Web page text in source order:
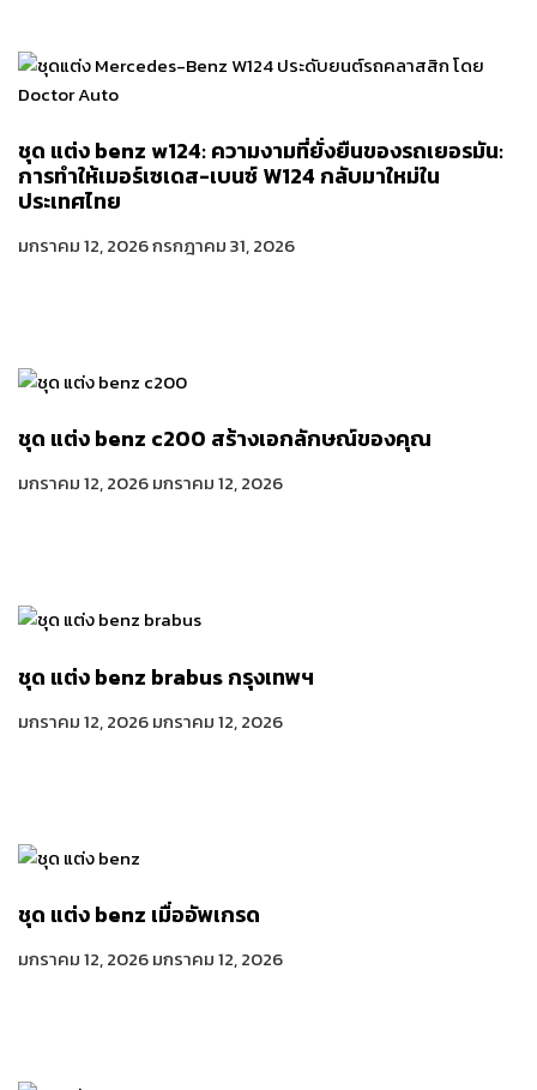
ชุด แต่ง benz w124: ความงามที่ยั่งยืนของรถเยอรมัน:
การทำให้เมอร์เซเดส-เบนซ์ W124 กลับมาใหม่ใน
ประเทศไทย
มกราคม 12, 2026กรกฎาคม 31, 2026
ชุด แต่ง benz c200 สร้างเอกลักษณ์ของคุณ
มกราคม 12, 2026มกราคม 12, 2026
ชุด แต่ง benz brabus กรุงเทพฯ
มกราคม 12, 2026มกราคม 12, 2026
ชุด แต่ง benz เมื่ออัพเกรด
มกราคม 12, 2026มกราคม 12, 2026